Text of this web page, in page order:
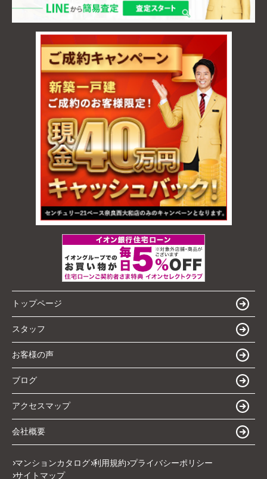
トップページ
スタッフ
お客様の声
ブログ
アクセスマップ
会社概要
マンションカタログ 利用規約 プライバシーポリシー
サイトマップ